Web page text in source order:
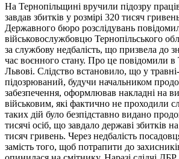
На Тернопільщині вручили підозру
завдав збитків у розмірі 320 тисяч
Державного бюро розслідувань
військовослужбовцю Тернопільського
за службову недбалість, що призвела до
час воєнного стану. Про це повідомили в
Львові. Слідство встановило, що у
підозрюваний, будучи начальником
забезпечення, оформлював накладні на
військовим, які фактично не проходили
таких дій було безпідставно видано
тисячі осіб, що завдало державі збитків
тисяч гривень. Через недбалість
замість того, щоб потрапити до